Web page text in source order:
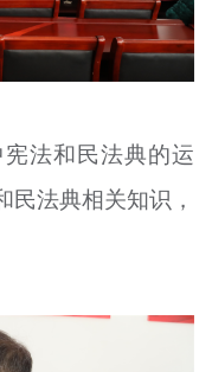
法和民法典的运
法典相关知识，